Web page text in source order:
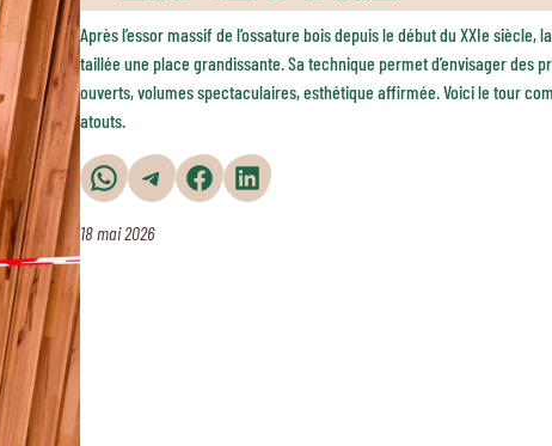
Après l’essor massif de l’ossature bois depuis le début du XXIe siècle,
taillée une place grandissante. Sa technique permet d’envisager des
ouverts, volumes spectaculaires, esthétique affirmée. Voici le tour
atouts.
Partager sur WhatsApp Partager sur Telegram Partager sur Facebook Partager sur LinkedIn
18 mai 2026